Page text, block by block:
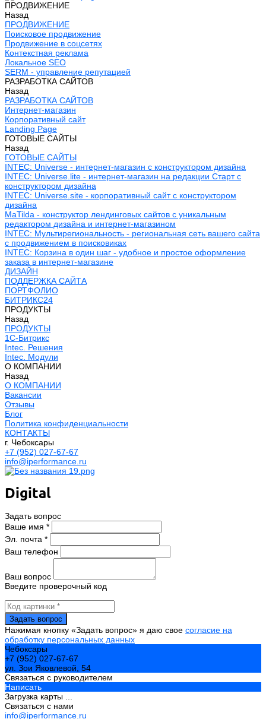
ПРОДВИЖЕНИЕ
Назад
ПРОДВИЖЕНИЕ
Поисковое продвижение
Продвижение в соцсетях
Контекстная реклама
Локальное SEO
SERM - управление репутацией
РАЗРАБОТКА САЙТОВ
Назад
РАЗРАБОТКА САЙТОВ
Интернет-магазин
Корпоративный сайт
Landing Page
ГОТОВЫЕ САЙТЫ
Назад
ГОТОВЫЕ САЙТЫ
INTEC: Universe - интернет-магазин с конструктором дизайна
INTEC: Universe.lite - интернет-магазин на редакции Старт с
конструктором дизайна
INTEC: Universe.site - корпоративный сайт с конструктором
дизайна
MaTilda - конструктор лендинговых сайтов с уникальным
редактором дизайна и интернет-магазином
INTEC: Мультирегиональность - региональная сеть вашего сайта
с продвижением в поисковиках
INTEC: Корзина в один шаг - удобное и простое оформление
заказа в интернет-магазине
ДИЗАЙН
ПОДДЕРЖКА САЙТА
ПОРТФОЛИО
БИТРИКС24
ПРОДУКТЫ
Назад
ПРОДУКТЫ
1С-Битрикс
Intec. Решения
Intec. Модули
О КОМПАНИИ
Назад
О КОМПАНИИ
Вакансии
Отзывы
Блог
Политика конфиденциальности
КОНТАКТЫ
г. Чебоксары
+7 (952) 027-67-67
info@iperformance.ru
Digital
Задать вопрос
Ваше имя *
Эл. почта *
Ваш телефон
Ваш вопрос
Введите проверочный код
Нажимая кнопку «Задать вопрос» я даю свое согласие на
обработку персональных данных
Чебоксары
+7 (952) 027-67-67
ул. Зои Яковлевой, 54
Связаться с руководителем
Написать
Загрузка карты ...
Связаться с нами
info@iperformance.ru